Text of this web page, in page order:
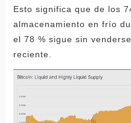
Esto significa que de los
almacenamiento en frío
el 78 % sigue sin
reciente.